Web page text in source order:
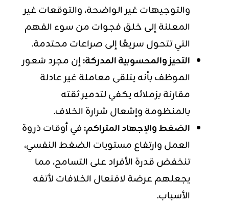
والتوجيهات غير الواضحة، والتوقعات غير
المعلنة إلى خلق فجوات من سوء الفهم
التي تتحول سريعًا إلى صراعات محتدمة.
التحيز والمحسوبية المدركة:إن مجرد شعور
الموظف بأنه يتلقى معاملة غير عادلة
مقارنة بزملائه يكفي لتدمير ثقته
بالمنظومة وإشعال شرارة الخلاف.
الضغط والإجهاد المتراكم:في أوقات ذروة
العمل وارتفاع مستويات الضغط النفسي،
تنخفض قدرة الأفراد على التسامح، مما
يجعلهم عرضة لافتعال الخلافات لأتفه
الأسباب.